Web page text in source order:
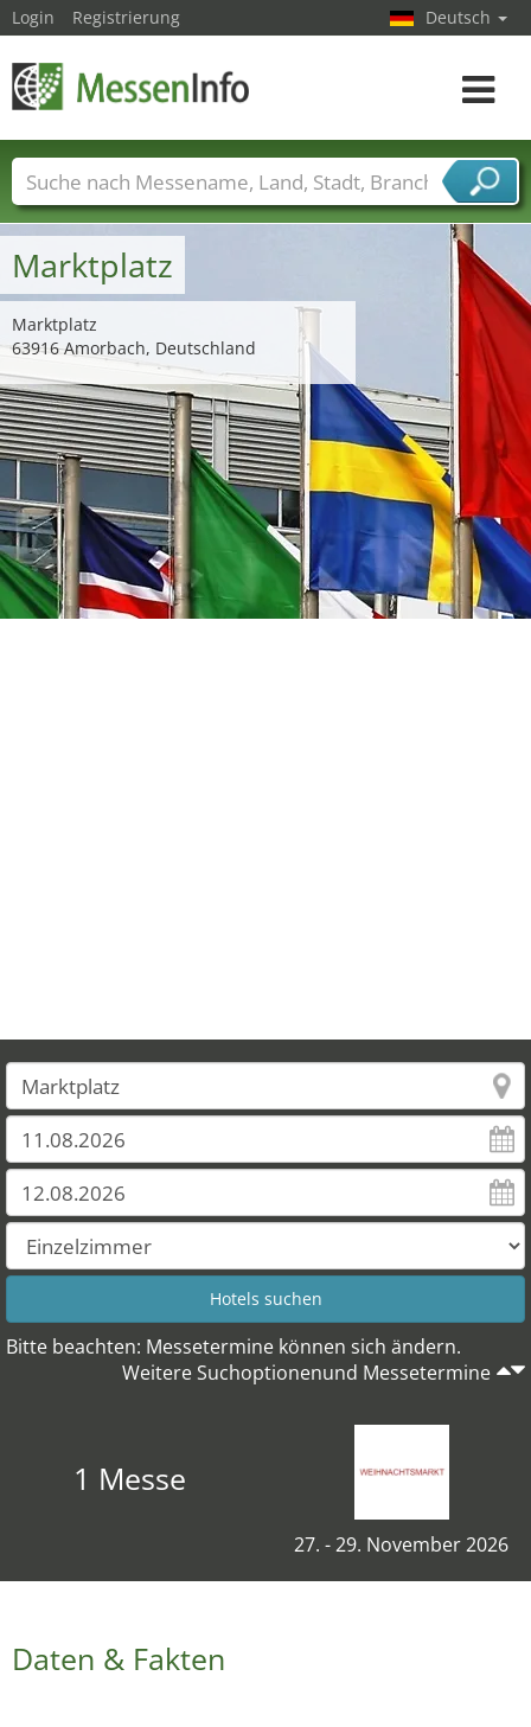
Marktplatz
Marktplatz
63916 Amorbach, Deutschland
Bitte beachten: Messetermine können sich ändern.
Weitere Suchoptionenund Messetermine
1 Messe
27. - 29. November 2026
Daten & Fakten
Login Registrierung Deutsch
Toggle
Messenamen Länder Städte
Branchen
Dienstleisterbranchen